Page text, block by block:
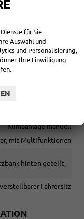
um
Gesamtlaufleistung
Klimaanlage manuell
mit Multifunktionen
hinten geteilt,
Fahrersitz
für Sie
Auswahl und
und Personalisierung,
Ihre Einwilligung